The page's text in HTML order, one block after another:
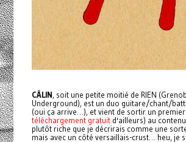
CÂLIN, soit une petite moitié de RIEN
Underground), est un duo guitare/chant/
(oui ça arrive…), et vient de sortir un premier
téléchargement gratuitd'ailleurs) au
plutôt riche que je décrirais comme une
mais avec un côté versaillais-crust… heu, je